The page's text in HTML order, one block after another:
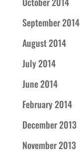
September 2014
August 2014
July 2014
June 2014
February 2014
December 2013
November 2013